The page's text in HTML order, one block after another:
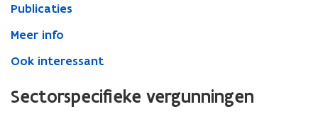
Publicaties
Meer info
Ook interessant
Sectorspecifieke vergunningen